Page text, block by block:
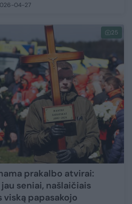
04-27
25
prakalbo atvirai:
seniai, našlaičiais
viską papasakojo